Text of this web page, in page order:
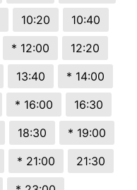
10:20
10:40
* 12:00
12:20
13:40
* 14:00
* 16:00
16:30
18:30
* 19:00
* 21:00
21:30